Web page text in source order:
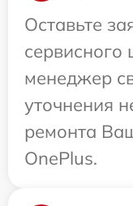
Оставьте
сервисного
менеджер
уточнения
ремонта
OnePlus.